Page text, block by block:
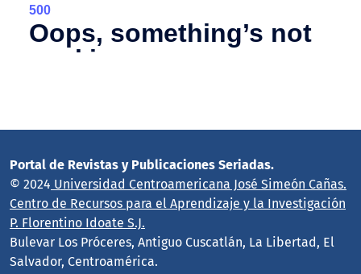
Portal de Revistas y Publicaciones Seriadas.
© 2024 Universidad Centroamericana José Simeón Cañas.
Centro de Recursos para el Aprendizaje y la Investigación
P. Florentino Idoate S.J.
Bulevar Los Próceres, Antiguo Cuscatlán, La Libertad, El
Salvador, Centroamérica.